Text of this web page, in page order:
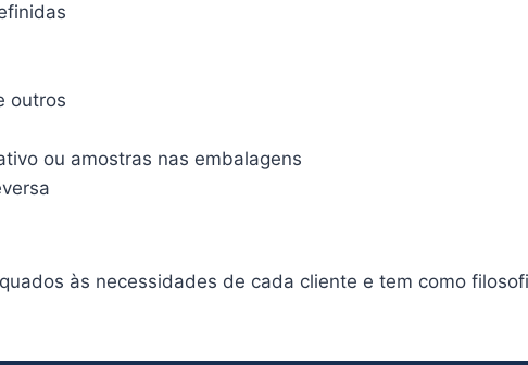
outros
ou amostras nas embalagens
às necessidades de cada cliente e tem como